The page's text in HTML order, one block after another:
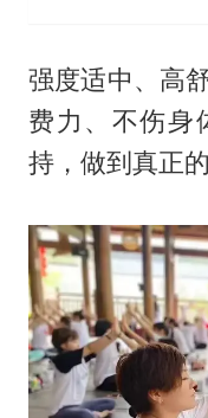
强度适中、高
费力、不伤身
持，做到真正